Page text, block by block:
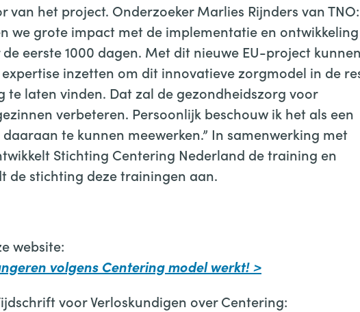
van het project. Onderzoeker Marlies Rijnders van TNO:
we grote impact met de implementatie en ontwikkeling
eerste 1000 dagen. Met dit nieuwe EU-project kunnen
inzetten om dit innovatieve zorgmodel in de
te laten vinden. Dat zal de gezondheidszorg voor
verbeteren. Persoonlijk beschouw ik het als een
te kunnen meewerken.” In samenwerking met
Stichting Centering Nederland de training en
de stichting deze trainingen aan.
website:
volgens Centering model werkt! >
voor Verloskundigen over Centering: